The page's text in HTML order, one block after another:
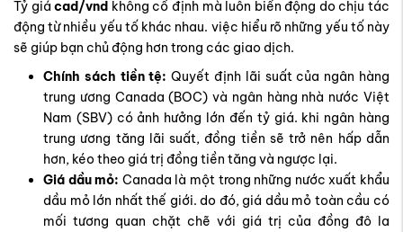
Tỷ giácad/vnd không cố định mà luôn biến động do chịu tác
động từ nhiều yếu tố khác nhau. việc hiểu rõ những yếu tố này
sẽ giúp bạn chủ động hơn trong các giao dịch.
Chính sách tiền tệ: Quyết định lãi suất của ngân hàng
trung ương Canada (BOC) và ngân hàng nhà nước Việt
Nam (SBV) có ảnh hưởng lớn đến tỷ giá. khi ngân hàng
trung ương tăng lãi suất, đồng tiền sẽ trở nên hấp dẫn
hơn, kéo theo giá trị đồng tiền tăng và ngược lại.
Giá dầu mỏ: Canada là một trong những nước xuất khẩu
dầu mỏ lớn nhất thế giới. do đó, giá dầu mỏ toàn cầu có
mối tương quan chặt chẽ với giá trị của đồng đô la